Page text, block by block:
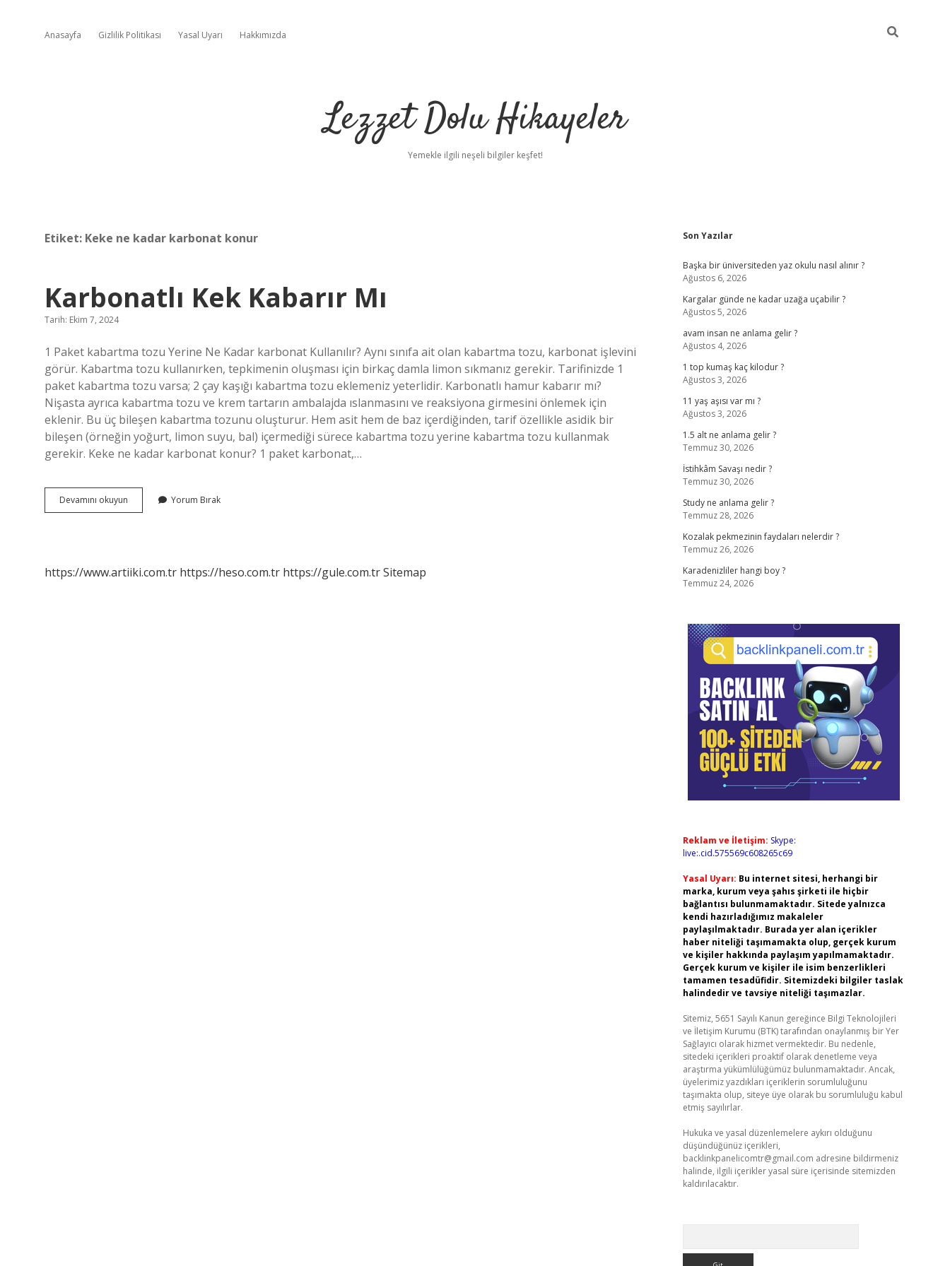
Anasayfa Gizlilik Politikası Yasal Uyarı Hakkımızda
Lezzet Dolu Hikayeler
Yemekle ilgili neşeli bilgiler keşfet!
Etiket: Keke ne kadar karbonat konur
Karbonatlı Kek Kabarır Mı
Tarih: Ekim 7, 2024
1 Paket kabartma tozu Yerine Ne Kadar karbonat Kullanılır? Aynı sınıfa ait olan kabartma tozu, karbonat işlevini
görür. Kabartma tozu kullanırken, tepkimenin oluşması için birkaç damla limon sıkmanız gerekir. Tarifinizde 1
paket kabartma tozu varsa; 2 çay kaşığı kabartma tozu eklemeniz yeterlidir. Karbonatlı hamur kabarır mı?
Nişasta ayrıca kabartma tozu ve krem ​​tartarın ambalajda ıslanmasını ve reaksiyona girmesini önlemek için
eklenir. Bu üç bileşen kabartma tozunu oluşturur. Hem asit hem de baz içerdiğinden, tarif özellikle asidik bir
bileşen (örneğin yoğurt, limon suyu, bal) içermediği sürece kabartma tozu yerine kabartma tozu kullanmak
gerekir. Keke ne kadar karbonat konur? 1 paket karbonat,…
Devamını okuyun Karbonatlı
Kek
Yorum Bırak
https://www.artiiki.com.tr https://heso.com.tr https://gule.com.trSitemap
Sidebar
Son Yazılar
Başka bir üniversiteden yaz okulu nasıl alınır ?
Ağustos 6, 2026
Kargalar günde ne kadar uzağa uçabilir ?
Ağustos 5, 2026
avam insan ne anlama gelir ?
Ağustos 4, 2026
1 top kumaş kaç kilodur ?
Ağustos 3, 2026
11 yaş aşısı var mı ?
Ağustos 3, 2026
1.5 alt ne anlama gelir ?
Temmuz 30, 2026
İstihkâm Savaşı nedir ?
Temmuz 30, 2026
Study ne anlama gelir ?
Temmuz 28, 2026
Kozalak pekmezinin faydaları nelerdir ?
Temmuz 26, 2026
Karadenizliler hangi boy ?
Temmuz 24, 2026
Reklam ve İletişim: Skype:
live:.cid.575569c608265c69
Yasal Uyarı: Bu internet sitesi, herhangi bir
marka, kurum veya şahıs şirketi ile hiçbir
bağlantısı bulunmamaktadır. Sitede yalnızca
kendi hazırladığımız makaleler
paylaşılmaktadır. Burada yer alan içerikler
haber niteliği taşımamakta olup, gerçek kurum
ve kişiler hakkında paylaşım yapılmamaktadır.
Gerçek kurum ve kişiler ile isim benzerlikleri
tamamen tesadüfidir. Sitemizdeki bilgiler taslak
halindedir ve tavsiye niteliği taşımazlar.
Sitemiz, 5651 Sayılı Kanun gereğince Bilgi Teknolojileri
ve İletişim Kurumu (BTK) tarafından onaylanmış bir Yer
Sağlayıcı olarak hizmet vermektedir. Bu nedenle,
sitedeki içerikleri proaktif olarak denetleme veya
araştırma yükümlülüğümüz bulunmamaktadır. Ancak,
üyelerimiz yazdıkları içeriklerin sorumluluğunu
taşımakta olup, siteye üye olarak bu sorumluluğu kabul
etmiş sayılırlar.
Hukuka ve yasal düzenlemelere aykırı olduğunu
düşündüğünüz içerikleri,
backlinkpanelicomtr@gmail.com adresine bildirmeniz
halinde, ilgili içerikler yasal süre içerisinde sitemizden
kaldırılacaktır.